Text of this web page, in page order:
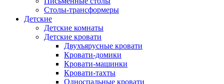
Столы-трансформеры
Детские
Детские комнаты
Детские кровати
Двухъярусные кровати
Кровати-домики
Кровати-машинки
Кровати-тахты
Односпальные кровати